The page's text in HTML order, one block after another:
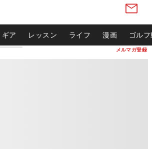
メルマガ登録
ギア レッスン ライフ 漫画 ゴル